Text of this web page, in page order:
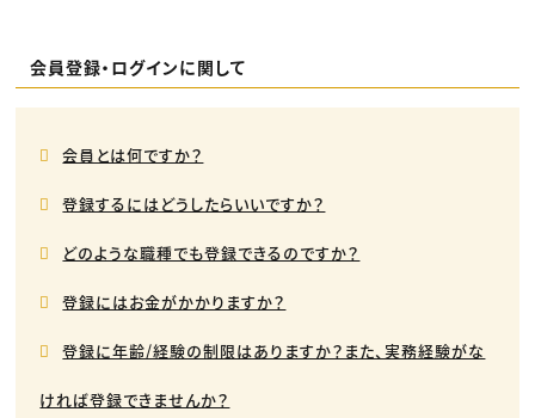
編集・ライティング
マーケティング
ディレクション
お役立ち基礎知識
TOP Creator’s コラム トップ
Webクリエイター
アプリクリエイター
ゲームクリエイター
マーケッター
クリエイターインタビュー
セミナー
Web
映像
広告
出版
CREATIVE VILLAGEからのお知らせ
プロフェッショナル×つながる×メディア
会員登録・ログインに関して
会員とは何ですか？
登録するにはどうしたらいいですか？
どのような職種でも登録できるのですか？
登録にはお金がかかりますか？
登録に年齢/経験の制限はありますか？また、実務経験がな
ければ登録できませんか？